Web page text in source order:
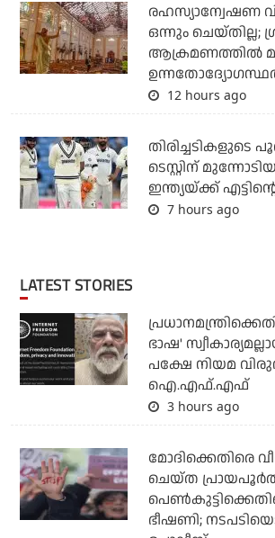
രഹസ്യാന്വേഷണ
ഒന്നും ചെയ്തില്ല;
ആക്രമണത്തില്‍
12 hours ago
തിരിച്ചടികളുടെ
ടെസ്റ്റിന്
ഇന്ത്യയ്ക്ക്
7 hours ago
LATEST STORIES
ഭാഷ'
പക്ഷേ നിയമ
ഐ.എഫ്.എഫ്
3 hours ago
മോദിക്കെതിരെ
ചെയ്ത
ഭീഷണി;